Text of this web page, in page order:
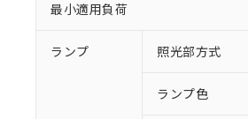
最小適用負荷
ランプ 照光部方式
ランプ色